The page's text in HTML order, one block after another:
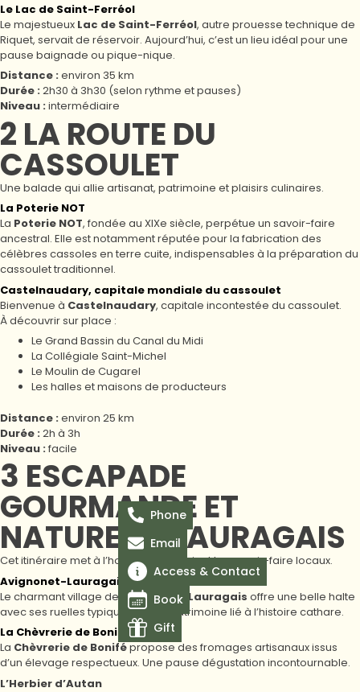
Le Lac de Saint-Ferréol
Le majestueux Lac de Saint-Ferréol, autre prouesse technique de
Riquet, servait de réservoir. Aujourd’hui, c’est un lieu idéal pour une
pause baignade ou pique-nique.
Distance :environ 35 km
Durée :2h30 à 3h30 (selon rythme et pauses)
Niveau :intermédiaire
2️ LA ROUTE DU
CASSOULET
Une balade qui allie artisanat, patrimoine et plaisirs culinaires.
La Poterie NOT
La Poterie NOT, fondée au XIXe siècle, perpétue un savoir-faire
ancestral. Elle est notamment réputée pour la fabrication des
célèbres cassoles en terre cuite, indispensables à la préparation du
cassoulet traditionnel.
Castelnaudary, capitale mondiale du cassoulet
Bienvenue à Castelnaudary, capitale incontestée du cassoulet.
À découvrir sur place :
Le Grand Bassin du Canal du Midi
La Collégiale Saint-Michel
Le Moulin de Cugarel
Les halles et maisons de producteurs
Distance :environ 25 km
Durée :2h à 3h
Niveau :facile
3 ESCAPADE
GOURMANDE ET
NATURE EN LAURAGAIS
Cet itinéraire met à l’honneur le terroir et les savoir-faire locaux.
Avignonet-Lauragais
Le charmant village de
Avignonet-Lauragais offre une belle halte
avec ses ruelles typiques et son patrimoine lié à l’histoire cathare.
La Chèvrerie de Bonifé
La Chèvrerie de Bonifépropose des fromages artisanaux issus
d’un élevage respectueux. Une pause dégustation incontournable.
L’Herbier d’Autan
Phone
Email
Access & Contact
Book
Gift